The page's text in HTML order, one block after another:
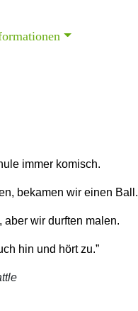
immer komisch.
bekamen wir einen Ball.
aber wir durften malen.
hin und hört zu.”